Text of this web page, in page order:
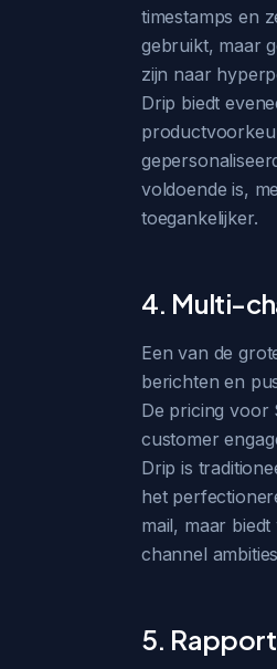
timestamps en
gebruikt, maar
zijn naar
Drip biedt
voldoende is,
toegankelijker.
4. Multi-
Een van de
berichten en
De pricing voor
customer
Drip is
het
mail, maar
channel
5.